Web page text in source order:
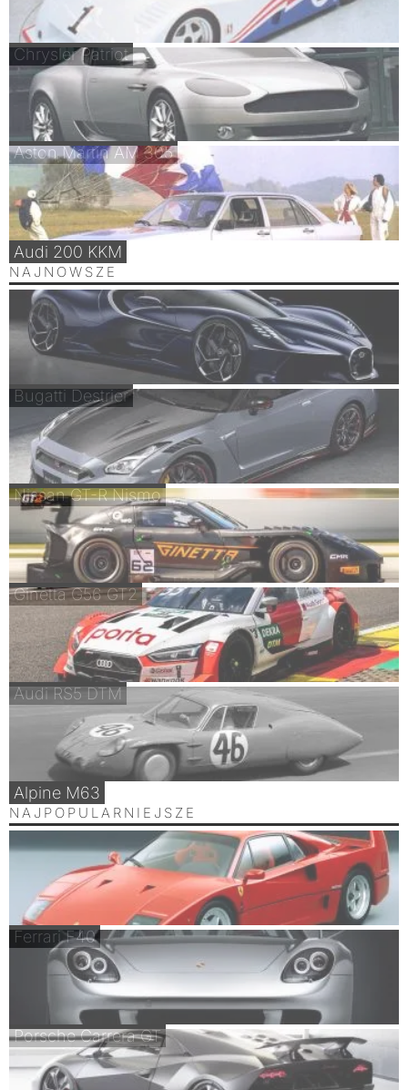
Chrysler Patriot
Aston Martin AM 305
Audi 200 KKM
NAJNOWSZE
Bugatti Destrier
Nissan GT-R Nismo
Ginetta G56 GT2
Audi RS5 DTM
Alpine M63
NAJPOPULARNIEJSZE
Ferrari F40
Porsche Carrera GT